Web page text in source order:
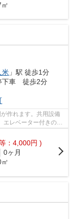
米 」駅 徒歩1分
下車 徒歩2分
作れます。共用設備
エレベーター付きの物
：4,000円 )
0ヶ月